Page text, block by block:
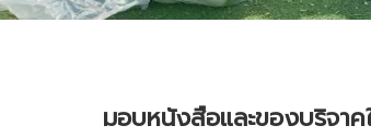
มอบหนังสือและของบริจาค